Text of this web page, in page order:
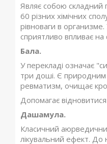
Являє собою складний
60 різних хімічних
рівноваги в
сприятливо впливає на
Бала.
У перекладі означає
три доші. Є природним
ревматизм, очищає
Допомагає
Дашамула.
Класичний
лікувальний ефект. До